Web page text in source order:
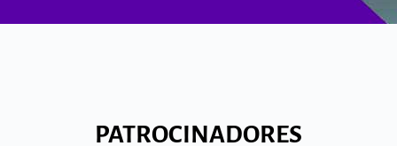
PATROCINADORES